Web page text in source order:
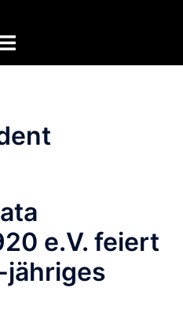
e.V. feiert
jähriges